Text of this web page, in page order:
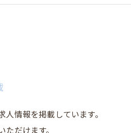
情報を掲載しています。
だけます。